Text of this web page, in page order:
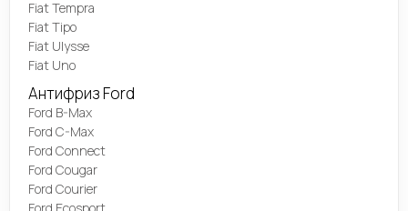
Fiat Tempra
Fiat Tipo
Fiat Ulysse
Fiat Uno
Антифриз Ford
Ford B-Max
Ford C-Max
Ford Connect
Ford Cougar
Ford Courier